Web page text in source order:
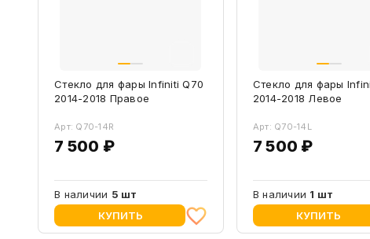
Стекло для фары Infiniti Q70
2014-2018 Правое
Арт: Q70-14R
7 500 ₽
В наличии 5 шт
КУПИТЬ
Стекло для фары
2014-2018 Левое
Арт: Q70-14L
7 500 ₽
В наличии 1 шт
КУПИТЬ